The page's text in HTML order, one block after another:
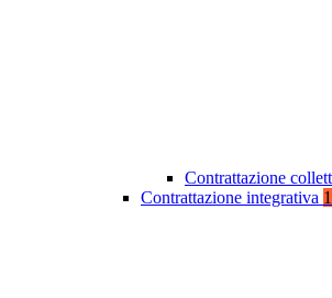
Contrattazione
Contrattazione integrativa